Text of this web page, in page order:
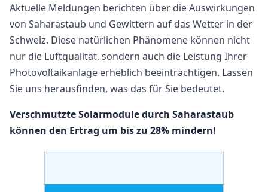
Aktuelle Meldungen berichten über die Auswirkungen
von Saharastaub und Gewittern auf das Wetter in der
Schweiz. Diese natürlichen Phänomene können nicht
nur die Luftqualität, sondern auch die Leistung Ihrer
Photovoltaikanlage erheblich beeinträchtigen. Lassen
Sie uns herausfinden, was das für Sie bedeutet.
Verschmutzte Solarmodule durch Saharastaub
können den Ertrag um bis zu 28% mindern!